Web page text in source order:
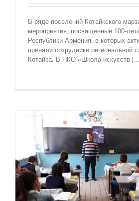
В ряде поселений Котайкского
мероприятия, посвященные 100-
Республики Армения, в которых
приняли сотрудники
Котайка. В НКО «Школа искусств